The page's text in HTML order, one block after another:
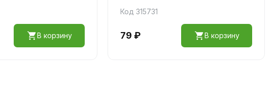
В корзину
Код 315731
79 ₽ В корзину